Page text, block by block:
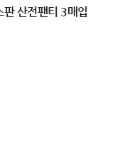
판 산전팬티 3매입